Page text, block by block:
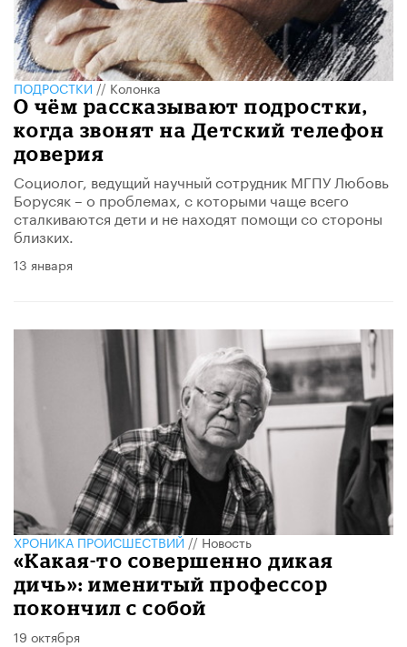
ПОДРОСТКИ//Колонка
О чём рассказывают подростки,
когда звонят на Детский телефон
доверия
Социолог, ведущий научный сотрудник МГПУ Любовь
Борусяк – о проблемах, с которыми чаще всего
сталкиваются дети и не находят помощи со стороны
близких.
13 января
ХРОНИКА ПРОИСШЕСТВИЙ//Новость
«Какая-то совершенно дикая
дичь»: именитый профессор
покончил с собой
19 октября